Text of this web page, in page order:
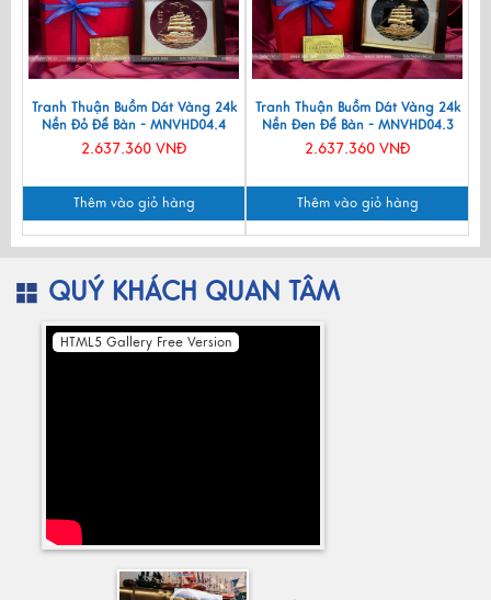
Tranh Thuận Buồm Dát Vàng 24k
Nền Đỏ Để Bàn - MNVHD04.4
2.637.360 VNĐ
Thêm vào giỏ hàng
Tranh Thuận Buồm Dát Vàng 24k
Nền Đen Để Bàn - MNVHD04.3
2.637.360 VNĐ
Thêm vào giỏ hàng
QUÝ KHÁCH QUAN TÂM
HTML5 Gallery Free Version